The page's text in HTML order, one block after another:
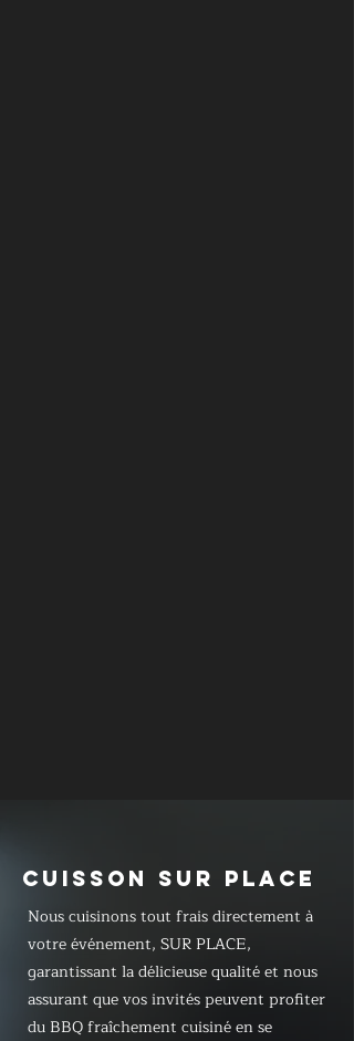
CUISSON SUR PLACE
Nous cuisinons tout frais directement à
votre événement, SUR PLACE,
garantissant la délicieuse qualité et nous
assurant que vos invités peuvent profiter
du BBQ fraîchement cuisiné en se